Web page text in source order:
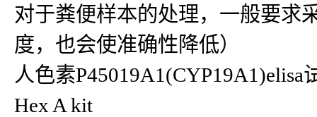
对于粪便样本的处理，一般要求
度，也会使准确性降低）
人色素
Hex A kit